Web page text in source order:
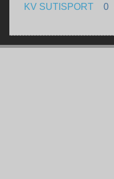
KV SUTISPORT
0